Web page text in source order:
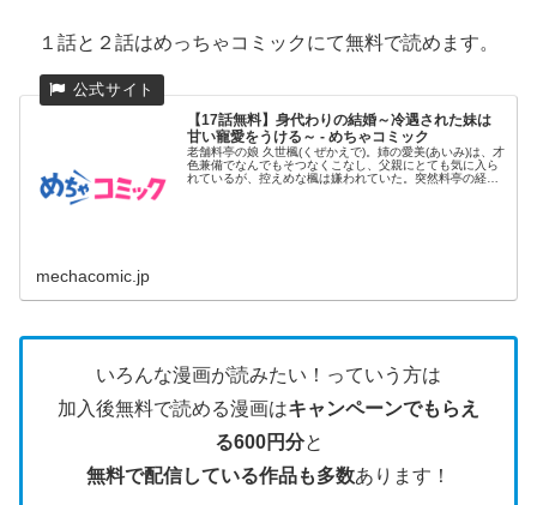
１話と２話はめっちゃコミックにて無料で読めます。
【17話無料】身代わりの結婚～冷遇された妹は
甘い寵愛をうける～ - めちゃコミック
老舗料亭の娘 久世楓(くぜかえで)。姉の愛美(あいみ)は、才
色兼備でなんでもそつなくこなし、父親にとても気に入ら
れているが、控えめな楓は嫌われていた。突然料亭の経営
mechacomic.jp
いろんな漫画が読みたい！っていう方は
加入後無料で読める漫画はキャンペーンでもらえ
る600円分と
無料で配信している作品も多数あります！